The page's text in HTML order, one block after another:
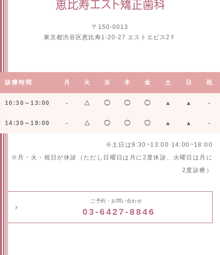
〒150-0013
東京都渋谷区恵比寿1-20-27 エストエビス2Ｆ
診療時間 月 火 水 木 金 土 日 祝
10:30～13:00 - △ ◯ ◯ ◯ ▲ ▲ -
14:30～19:00 - △ ◯ ◯ ◯ ▲ ▲ -
※土日は9:30~13:00 14:00~18:00
※月・火・祝日が休診（ただし日曜日は月に2度休診、火曜日は月に
2度診療）
ご予約・お問い合わせ
03-6427-8846